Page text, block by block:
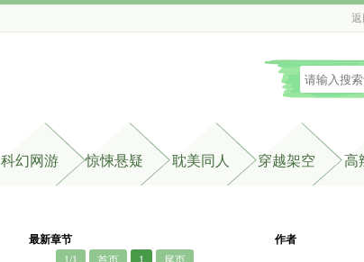
科幻网游 惊悚悬疑 耽美同人 穿越架空 高
最新章节 作者